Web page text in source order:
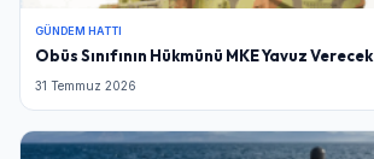
GÜNDEM HATTI
Obüs Sınıfının Hükmünü MKE Yavuz Verecek
31 Temmuz 2026